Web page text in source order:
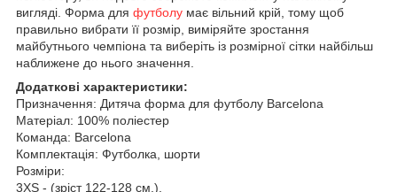
вигляді. Форма для футболу має вільний крій, тому щоб
правильно вибрати її розмір, виміряйте зростання
майбутнього чемпіона та виберіть із розмірної сітки найбільш
наближене до нього значення.
Додаткові характеристики:
Призначення: Дитяча форма для футболу Barcelona
Матеріал: 100% поліестер
Команда: Barcelona
Комплектація: Футболка, шорти
Розміри:
3XS - (зріст 122-128 см.),